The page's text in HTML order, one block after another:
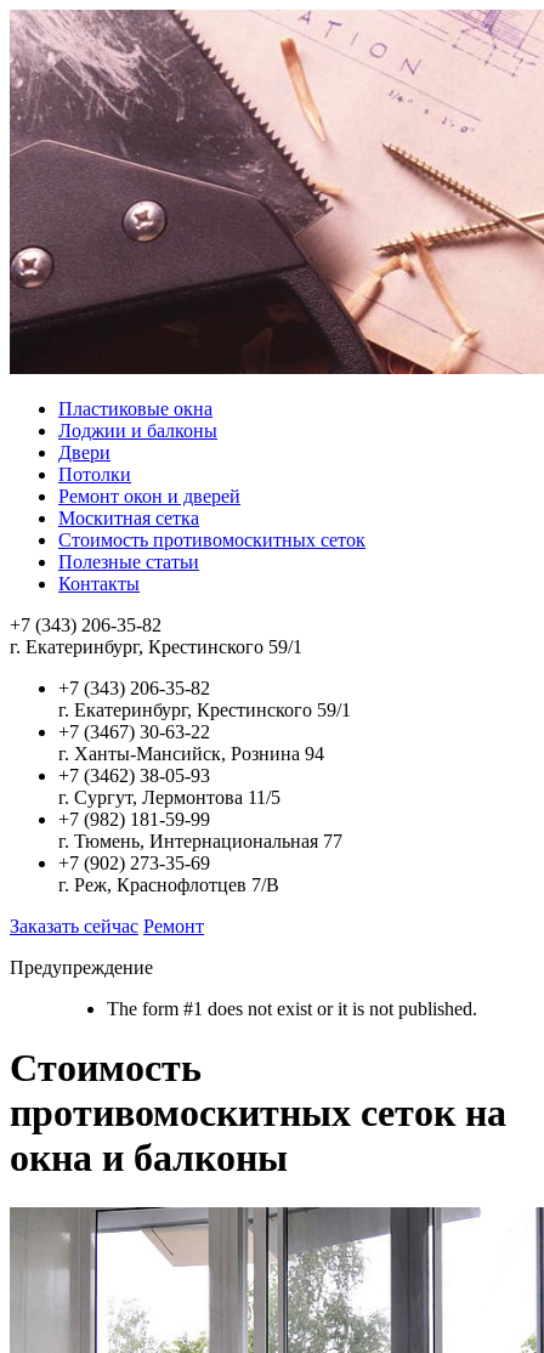
Пластиковые окна
Лоджии и балконы
Двери
Потолки
Ремонт окон и дверей
Москитная сетка
Стоимость противомоскитных сеток
Полезные статьи
Контакты
+7 (343) 206-35-82
г. Екатеринбург, Крестинского 59/1
+7 (343) 206-35-82
г. Екатеринбург, Крестинского 59/1
+7 (3467) 30-63-22
г. Ханты-Мансийск, Рознина 94
+7 (3462) 38-05-93
г. Сургут, Лермонтова 11/5
+7 (982) 181-59-99
г. Тюмень, Интернациональная 77
+7 (902) 273-35-69
г. Реж, Краснофлотцев 7/В
Заказать сейчас Ремонт
Предупреждение
The form #1 does not exist or it is not published.
Стоимость
противомоскитных сеток на
окна и балконы